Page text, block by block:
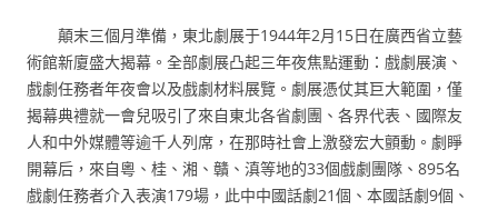
顛末三個月準備，東北劇展于1944年2月15日在廣西省立藝
術館新廈盛大揭幕。全部劇展凸起三年夜焦點運動：戲劇展演、
戲劇任務者年夜會以及戲劇材料展覽。劇展憑仗其巨大範圍，僅
揭幕典禮就一會兒吸引了來自東北各省劇團、各界代表、國際友
人和中外媒體等逾千人列席，在那時社會上激發宏大顫動。劇睜
開幕后，來自粵、桂、湘、贛、滇等地的33個戲劇團隊、895名
戲劇任務者介入表演179場，此中中國話劇21個、本國話劇9個、